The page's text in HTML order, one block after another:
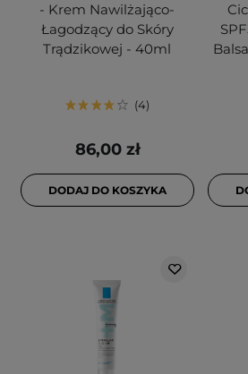
- Krem Nawilżająco-
Łagodzący do Skóry
Trądzikowej - 40ml
4
86,00 zł
DODAJ DO KOSZYKA